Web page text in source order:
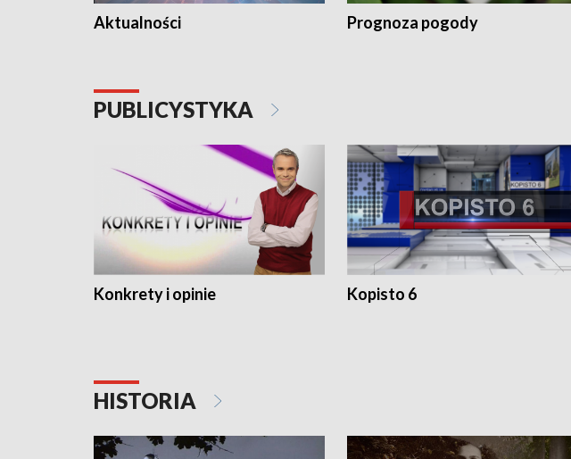
Aktualności Prognoza pogody
PUBLICYSTYKA
Konkrety i opinie Kopisto 6
HISTORIA